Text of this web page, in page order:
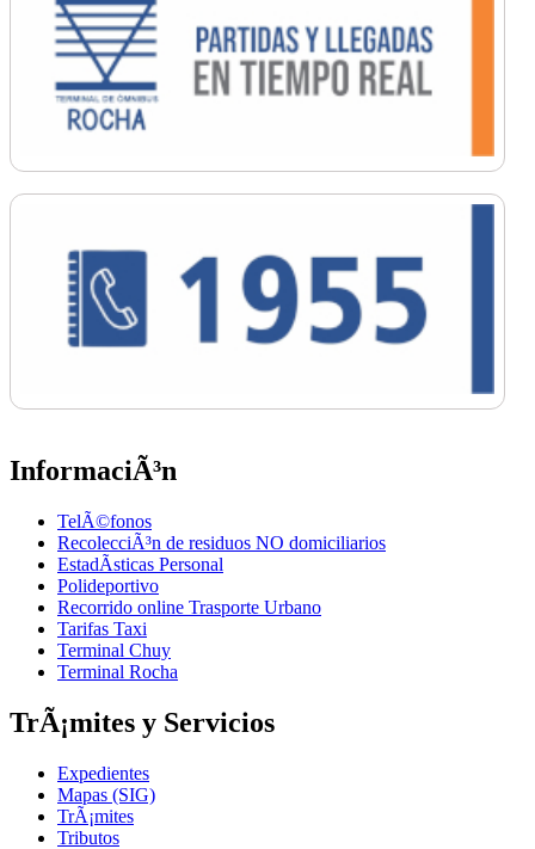
InformaciÃ³n
TelÃ©fonos
RecolecciÃ³n de residuos NO domiciliarios
EstadÃ­sticas Personal
Polideportivo
Recorrido online Trasporte Urbano
Tarifas Taxi
Terminal Chuy
Terminal Rocha
TrÃ¡mites y Servicios
Expedientes
Mapas (SIG)
TrÃ¡mites
Tributos